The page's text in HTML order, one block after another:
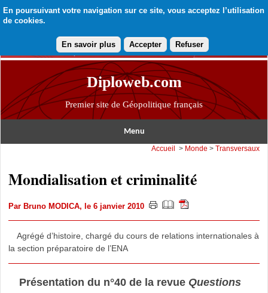
En poursuivant votre navigation sur ce site, vous acceptez l’utilisation
de cookies.
En savoir plus Accepter Refuser
Diploweb.com
Premier site de Géopolitique français
Menu
Accueil > Monde > Transversaux
Mondialisation et criminalité
Par Bruno MODICA, le 6 janvier 2010
Agrégé d’histoire, chargé du cours de relations internationales à
la section préparatoire de l’ENA
Présentation du n°40 de la revue Questions